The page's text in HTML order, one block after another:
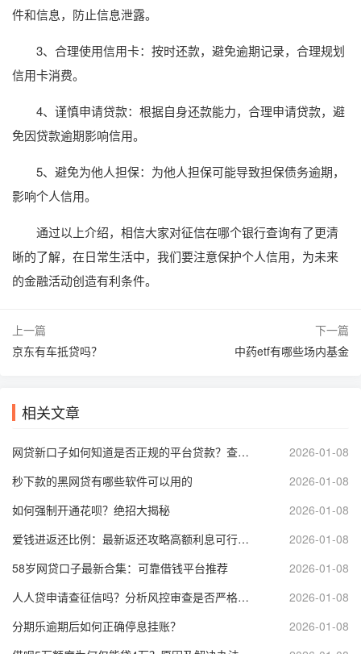
件和信息，防止信息泄露。
3、合理使用信用卡：按时还款，避免逾期记录，合理规划
信用卡消费。
4、谨慎申请贷款：根据自身还款能力，合理申请贷款，避
免因贷款逾期影响信用。
5、避免为他人担保：为他人担保可能导致担保债务逾期，
影响个人信用。
通过以上介绍，相信大家对征信在哪个银行查询有了更清
晰的了解，在日常生活中，我们要注意保护个人信用，为未来
的金融活动创造有利条件。
上一篇
京东有车抵贷吗？
下一篇
中药etf有哪些场内基金
相关文章
网贷新口子如何知道是否正规的平台贷款？查询资质、看评分，安心借款
2026-01-08
秒下款的黑网贷有哪些软件可以用的
2026-01-08
如何强制开通花呗？绝招大揭秘
2026-01-08
爱钱进返还比例：最新返还攻略高额利息可行吗？
2026-01-08
58岁网贷口子最新合集：可靠借钱平台推荐
2026-01-08
人人贷申请查征信吗？分析风控审查是否严格影响借款
2026-01-08
分期乐逾期后如何正确停息挂账？
2026-01-08